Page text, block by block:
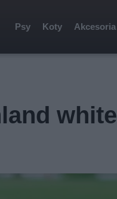
Psy Koty Akcesoria
white